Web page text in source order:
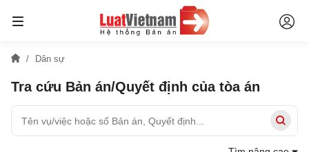
Dân sự
Tra cứu Bản án/Quyết định của tòa án